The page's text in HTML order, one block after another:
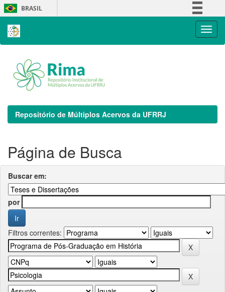
Skip
navigation
BRASIL
Repositório de Múltiplos Acervos da UFRRJ
Página de Busca
Buscar em:
por
Filtros correntes: